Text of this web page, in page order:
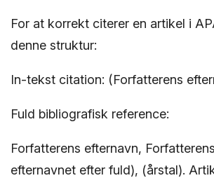
For at korrekt citerer en artikel i
denne struktur:
In-tekst citation: (Forfatterens
Fuld bibliografisk reference:
Forfatterens efternavn,
efternavnet efter fuld), (årstal).